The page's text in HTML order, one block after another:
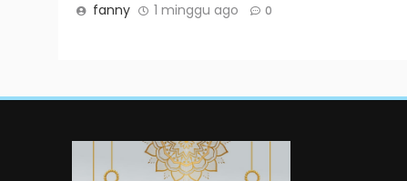
fanny 1 minggu ago 0